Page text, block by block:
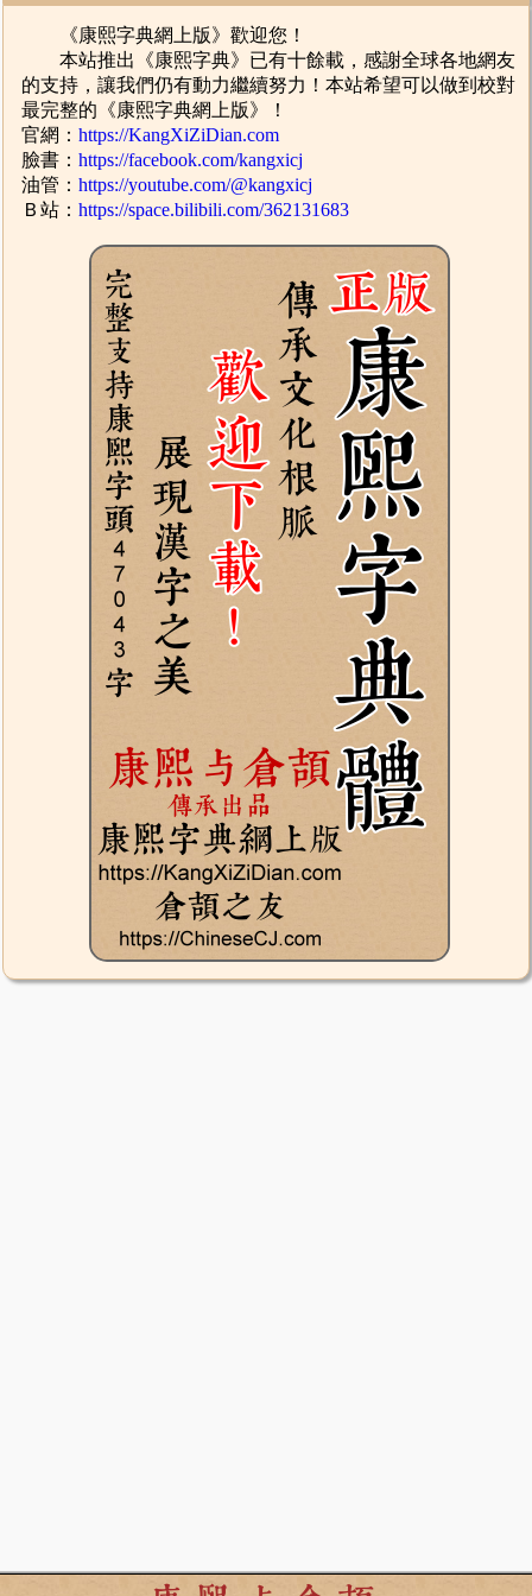
《康熙字典網上版》歡迎您！
本站推出《康熙字典》已有十餘載，感謝全球各地網友
的支持，讓我們仍有動力繼續努力！本站希望可以做到校對
最完整的《康熙字典網上版》！
官網：https://KangXiZiDian.com
臉書：https://facebook.com/kangxicj
油管：https://youtube.com/@kangxicj
Ｂ站：https://space.bilibili.com/362131683